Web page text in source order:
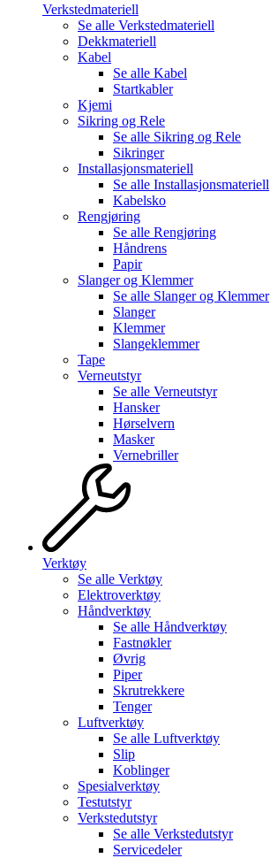
Verkstedmateriell
Se alle Verkstedmateriell
Dekkmateriell
Kabel
Se alle Kabel
Startkabler
Kjemi
Sikring og Rele
Se alle Sikring og Rele
Sikringer
Installasjonsmateriell
Se alle Installasjonsmateriell
Kabelsko
Rengjøring
Se alle Rengjøring
Håndrens
Papir
Slanger og Klemmer
Se alle Slanger og Klemmer
Slanger
Klemmer
Slangeklemmer
Tape
Verneutstyr
Se alle Verneutstyr
Hansker
Hørselvern
Masker
Vernebriller
Verktøy
Se alle Verktøy
Elektroverktøy
Håndverktøy
Se alle Håndverktøy
Fastnøkler
Øvrig
Piper
Skrutrekkere
Tenger
Luftverktøy
Se alle Luftverktøy
Slip
Koblinger
Spesialverktøy
Testutstyr
Verkstedutstyr
Se alle Verkstedutstyr
Servicedeler